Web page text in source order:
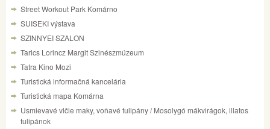
Street Workout Park Komárno
SUISEKI výstava
SZINNYEI SZALON
Tarics Lorincz Margit Szinészmúzeum
Tatra Kino Mozi
Turistická informačná kancelária
Turistická mapa Komárna
Usmievavé vlčie maky, voňavé tulipány / Mosolygó mákvirágok, illatos
tulipánok